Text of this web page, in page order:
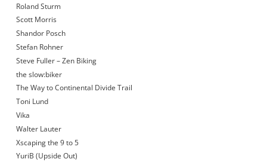
Roland Sturm
Scott Morris
Shandor Posch
Stefan Rohner
Steve Fuller – Zen Biking
the slow:biker
The Way to Continental Divide Trail
Toni Lund
Vika
Walter Lauter
Xscaping the 9 to 5
YuriB (Upside Out)